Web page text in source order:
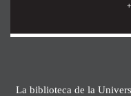
La biblioteca de la